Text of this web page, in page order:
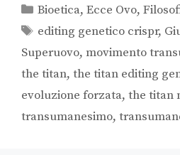
Bioetica,Ecce Ovo,
editing genetico crispr,
Superuovo, movimento
the titan, the titan editing
evoluzione forzata, the titan
transumanesimo,